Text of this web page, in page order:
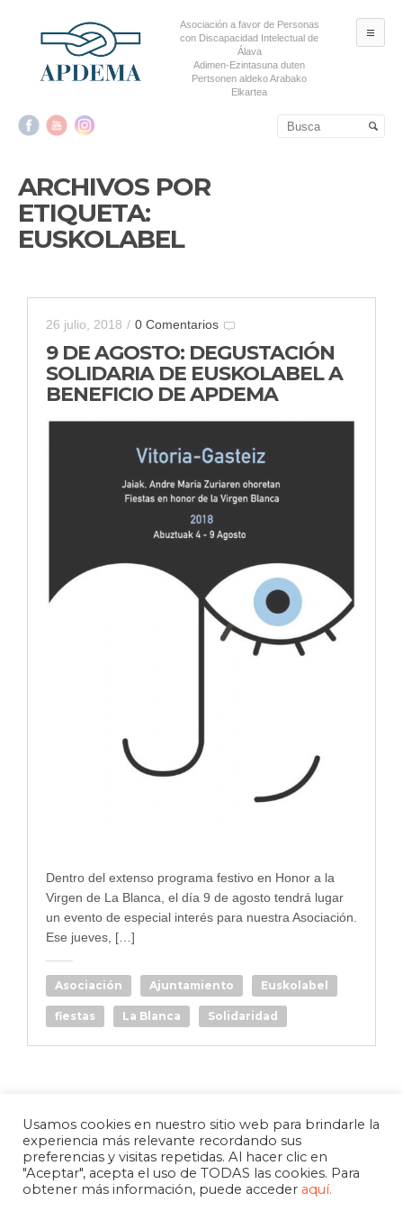
Asociación a favor de Personas
con Discapacidad Intelectual de
Álava
Adimen-Ezintasuna duten
Pertsonen aldeko Arabako
Elkartea
secundario
ARCHIVOS POR
ETIQUETA:
EUSKOLABEL
26 julio, 2018 / 0 Comentarios
9 DE AGOSTO: DEGUSTACIÓN
SOLIDARIA DE EUSKOLABEL A
BENEFICIO DE APDEMA
Dentro del extenso programa festivo en Honor a la
Virgen de La Blanca, el día 9 de agosto tendrá lugar
un evento de especial interés para nuestra Asociación.
Ese jueves, […]
Asociación Ajuntamiento Euskolabel
fiestas La Blanca Solidaridad
Usamos cookies en nuestro sitio web para brindarle la
experiencia más relevante recordando sus
preferencias y visitas repetidas. Al hacer clic en
"Aceptar", acepta el uso de TODAS las cookies. Para
obtener más información, puede acceder aquí.